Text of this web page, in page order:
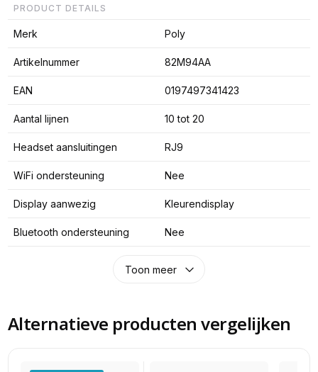
PRODUCT DETAILS
Merk Poly
Artikelnummer 82M94AA
EAN 0197497341423
Aantal lijnen 10 tot 20
Headset aansluitingen RJ9
WiFi ondersteuning Nee
Display aanwezig Kleurendisplay
Bluetooth ondersteuning Nee
Toon meer
Alternatieve producten vergelijken